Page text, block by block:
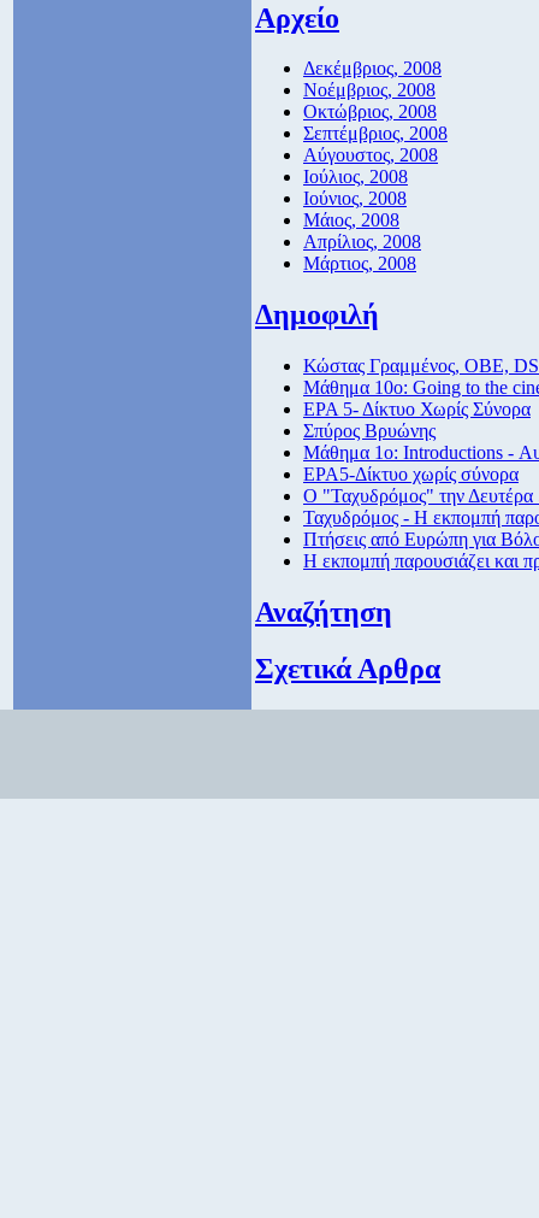
Αρχείο
Δεκέμβριος, 2008
Νοέμβριος, 2008
Οκτώβριος, 2008
Σεπτέμβριος, 2008
Αύγουστος, 2008
Ιούλιος, 2008
Ιούνιος, 2008
Μάιος, 2008
Απρίλιος, 2008
Μάρτιος, 2008
Δημοφιλή
Κώστας Γραμμένος, ΟΒΕ,
Μάθημα 10ο: Going to the
ΕΡΑ 5- Δίκτυο Χωρίς Σύνορα
Σπύρος Βρυώνης
Μάθημα 1ο: Introductions -
ΕΡΑ5-Δίκτυο χωρίς σύνορα
Ο "Ταχυδρόμος" την Δευτέρα
Ταχυδρόμος - Η εκπομπή
Πτήσεις από Eυρώπη για
Η εκπομπή παρουσιάζει και
Αναζήτηση
Σχετικά Αρθρα